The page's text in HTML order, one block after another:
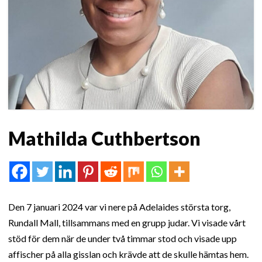
Mathilda Cuthbertson
Den 7 januari 2024 var vi nere på Adelaides största torg,
Rundall Mall, tillsammans med en grupp judar. Vi visade vårt
stöd för dem när de under två timmar stod och visade upp
affischer på alla gisslan och krävde att de skulle hämtas hem.